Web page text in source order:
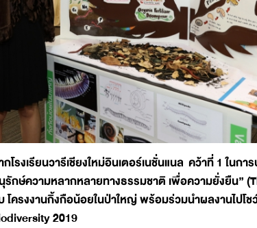
รงเรียนวารีเชียงใหม่อินเตอร์เนชั่นแนล คว้าที่ 1 ในกา
รักษ์ความหลากหลายทางธรรมชาติ เพื่อความยั่งยืน”
ครงงานกิ้งกือน้อยในป่าใหญ่ พร้อมร่วมนำผลงานไปโช
2019